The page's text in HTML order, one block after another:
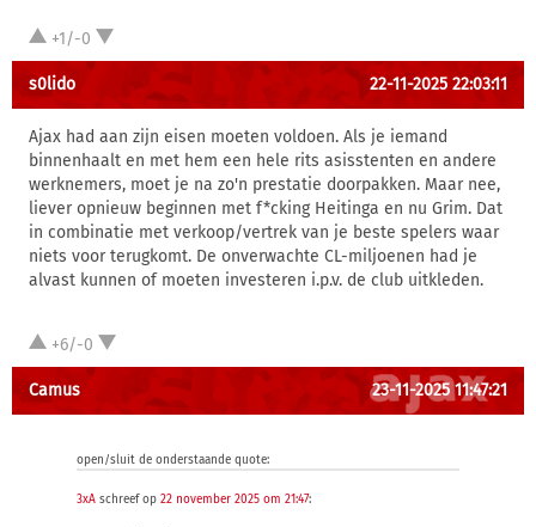
+1/-0
s0lido 22-11-2025 22:03:11
Ajax had aan zijn eisen moeten voldoen. Als je iemand
binnenhaalt en met hem een hele rits asisstenten en andere
werknemers, moet je na zo'n prestatie doorpakken. Maar nee,
liever opnieuw beginnen met f*cking Heitinga en nu Grim. Dat
in combinatie met verkoop/vertrek van je beste spelers waar
niets voor terugkomt. De onverwachte CL-miljoenen had je
alvast kunnen of moeten investeren i.p.v. de club uitkleden.
+6/-0
Camus 23-11-2025 11:47:21
open/sluit de onderstaande quote:
3xA schreef op 22 november 2025 om 21:47: